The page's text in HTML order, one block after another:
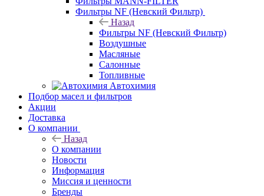
Фильтры NF (Невский Фильтр)
Назад
Фильтры NF (Невский Фильтр)
Воздушные
Масляные
Салонные
Топливные
Автохимия
Подбор масел и фильтров
Акции
Доставка
О компании
Назад
О компании
Новости
Информация
Миссия и ценности
Бренды